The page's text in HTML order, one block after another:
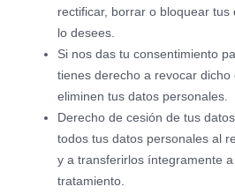
rectificar, borrar o bloquear
lo desees.
Si nos das tu consentimiento
tienes derecho a revocar
eliminen tus datos personales.
Derecho de cesión de tus
todos tus datos personales al
y a transferirlos íntegramente
tratamiento.